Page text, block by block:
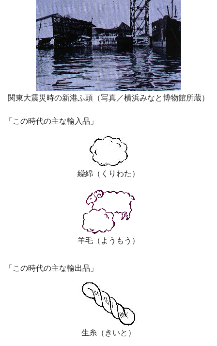
関東大震災時の新港ふ頭（写真／横浜みなと博物館所蔵）
「この時代の主な輸入品」
繰綿（くりわた）
羊毛（ようもう）
「この時代の主な輸出品」
生糸（きいと）